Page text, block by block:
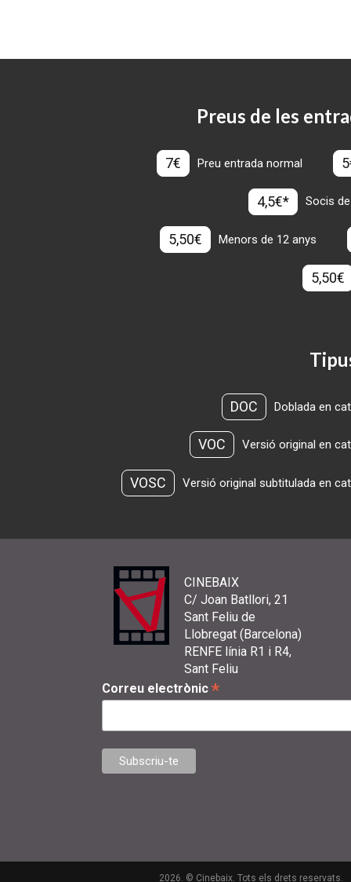
Preus de les
7€ Preu entrada normal
4,5€* Socis
5,50€ Menors de 12 anys
5,50€
DOC Doblada en
VOC Versió original en
VOSC Versió original subtitulada en
CINEBAIX
C/ Joan Batllori, 21
Sant Feliu de
Llobregat (Barcelona)
RENFE línia R1 i R4,
Sant Feliu
Correu electrònic *
2026. © Cinebaix. Tots els drets reservats.